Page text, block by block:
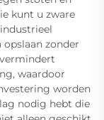
kunt u zware
zonder
waardoor
worden
nodig hebt die